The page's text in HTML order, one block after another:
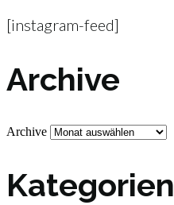
[instagram-feed]
Archive
Archive
Kategorien